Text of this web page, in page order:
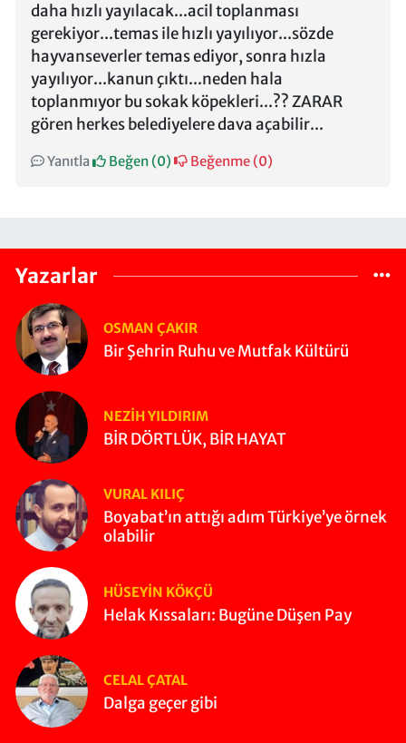
daha hızlı yayılacak...acil toplanması
gerekiyor...temas ile hızlı yayılıyor...sözde
hayvanseverler temas ediyor, sonra hızla
yayılıyor...kanun çıktı...neden hala
toplanmıyor bu sokak köpekleri...?? ZARAR
gören herkes belediyelere dava açabilir...
Yanıtla Beğen (0) Beğenme (0)
Yazarlar
OSMAN ÇAKIR
Bir Şehrin Ruhu ve Mutfak Kültürü
NEZIH YILDIRIM
BİR DÖRTLÜK, BİR HAYAT
VURAL KILIÇ
Boyabat’ın attığı adım Türkiye’ye örnek
olabilir
HÜSEYIN KÖKÇÜ
Helak Kıssaları: Bugüne Düşen Pay
CELAL ÇATAL
Dalga geçer gibi